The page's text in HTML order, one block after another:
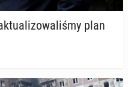
plan